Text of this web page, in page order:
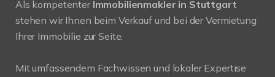
Als kompetenter Immobilienmakler in Stuttgart
stehen wir Ihnen beim Verkauf und bei der Vermietung
Ihrer Immobilie zur Seite.
Mit umfassendem Fachwissen und lokaler Expertise